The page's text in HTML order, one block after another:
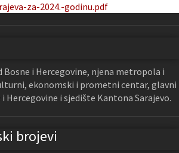
za-2024.-godinu.pdf
Bosne i Hercegovine, njena metropola i
ekonomski i prometni centar, glavni
Hercegovine i sjedište Kantona Sarajevo.
brojevi